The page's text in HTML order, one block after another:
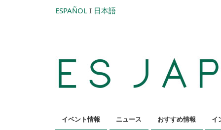
ESPAÑOL I 日本語
イベント情報 ニュース おすすめ情報 イ